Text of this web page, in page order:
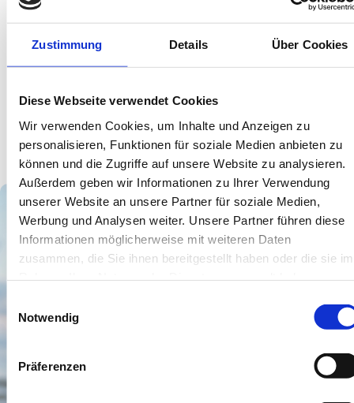
Zustimmung Details Über Cookies
Diese Webseite verwendet Cookies
Wir verwenden Cookies, um Inhalte und Anzeigen zu
personalisieren, Funktionen für soziale Medien anbieten zu
können und die Zugriffe auf unsere Website zu analysieren.
Außerdem geben wir Informationen zu Ihrer Verwendung
unserer Website an unsere Partner für soziale Medien,
Werbung und Analysen weiter. Unsere Partner führen diese
Informationen möglicherweise mit weiteren Daten
zusammen, die Sie ihnen bereitgestellt haben oder die sie im
Notwendig
Präferenzen
Unterkünfte
Keine Ergebnisse.
Wir sind für Sie
da.
Bei Fragen & Wünschen zu
Ihrem Urlaub kontaktieren
Sie gerne unsere Service-